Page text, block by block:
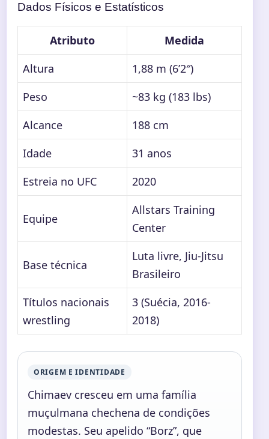
Dados Físicos e Estatísticos
Atributo
Medida
Altura
1,88 m (6’2″)
Peso
~83 kg (183 lbs)
Alcance
188 cm
Idade
31 anos
Estreia no UFC
2020
Equipe
Allstars Training
Center
Base técnica
Luta livre, Jiu-Jitsu
Brasileiro
Títulos nacionais
wrestling
3 (Suécia, 2016-
2018)
ORIGEM E IDENTIDADE
Chimaev cresceu em uma família
muçulmana chechena de condições
modestas. Seu apelido “Borz”, que